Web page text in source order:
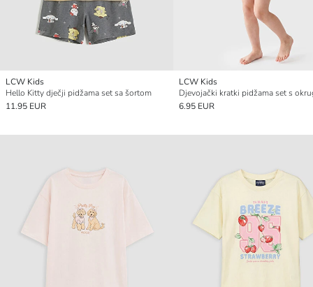
LCW Kids
Hello Kitty dječji pidžama set sa šortom
11.95 EUR
LCW Kids
6.95 EUR